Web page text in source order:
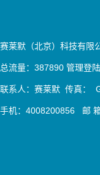
赛莱默（北京）科技有限
总流量：387890 管理登陆
联系人：赛莱默 传真：
手机：4008200856 邮